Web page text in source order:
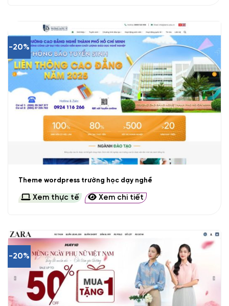
-20%
Theme wordpress trường học dạy nghề
Xem thực tế Xem chi tiết
-20%